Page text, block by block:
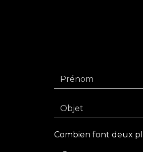
Combien font deux